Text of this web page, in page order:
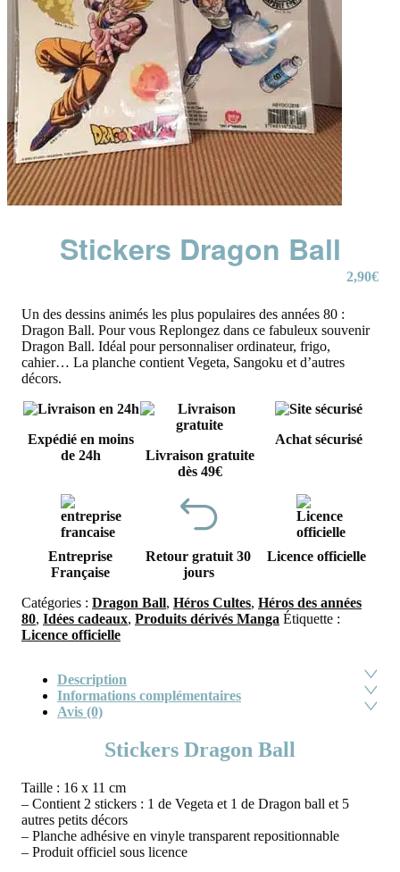
Stickers Dragon Ball
2,90€
Un des dessins animés les plus populaires des années 80 :
Dragon Ball. Pour vous Replongez dans ce fabuleux souvenir
Dragon Ball. Idéal pour personnaliser ordinateur, frigo,
cahier… La planche contient Vegeta, Sangoku et d’autres
décors.
Expédié en moins
de 24h
Livraison gratuite
dès 49€
Achat sécurisé
Entreprise
Française
Retour gratuit 30
jours
Licence officielle
Catégories : Dragon Ball, Héros Cultes, Héros des années
80, Idées cadeaux, Produits dérivés Manga Étiquette :
Licence officielle
Description
Informations complémentaires
Avis (0)
Stickers Dragon Ball
Taille : 16 x 11 cm
– Contient 2 stickers : 1 de Vegeta et 1 de Dragon ball et 5
autres petits décors
– Planche adhésive en vinyle transparent repositionnable
– Produit officiel sous licence